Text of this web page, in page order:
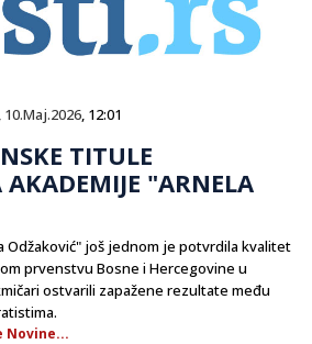
, 10.Maj.2026, 12:01
TITULE
"ARNELA
Odžaković" još jednom je potvrdila kvalitet
prvenstvu Bosne i Hercegovine u
ostvarili zapažene rezultate među
Novine...